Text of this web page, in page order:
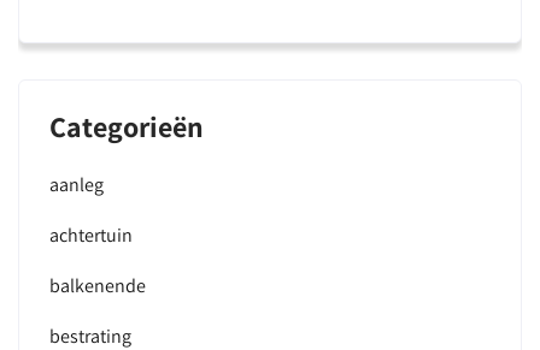
Categorieën
aanleg
achtertuin
balkenende
bestrating